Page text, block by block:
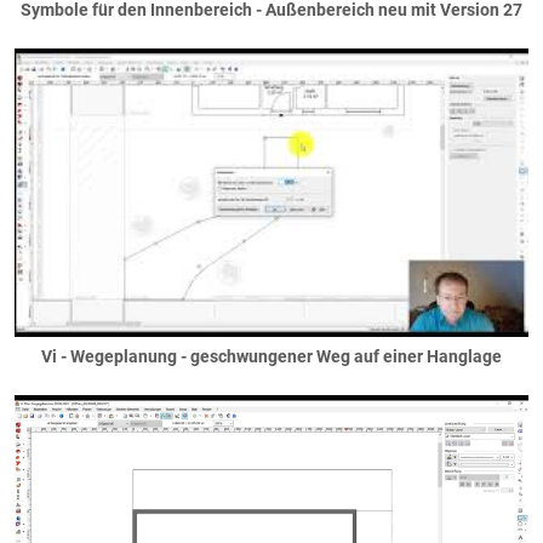
Sonderverglasungen
Terrassentüren
Dachüberstand
Entwässerung
Flachdächer
Flachdach als Dach
Gründächer
Flachdachgiebel
Symbole für den Innenbereich - Außenbereich neu mit Version 27
Vi - Wegeplanung - geschwungener Weg auf einer Hanglage